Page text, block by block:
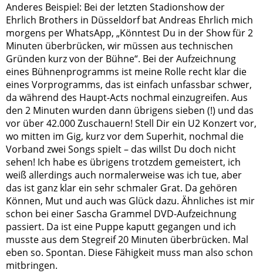
Anderes Beispiel: Bei der letzten Stadionshow der
Ehrlich Brothers in Düsseldorf bat Andreas Ehrlich mich
morgens per WhatsApp, „Könntest Du in der Show für 2
Minuten überbrücken, wir müssen aus technischen
Gründen kurz von der Bühne“. Bei der Aufzeichnung
eines Bühnenprogramms ist meine Rolle recht klar die
eines Vorprogramms, das ist einfach unfassbar schwer,
da während des Haupt-Acts nochmal einzugreifen. Aus
den 2 Minuten wurden dann übrigens sieben (!) und das
vor über 42.000 Zuschauern! Stell Dir ein U2 Konzert vor,
wo mitten im Gig, kurz vor dem Superhit, nochmal die
Vorband zwei Songs spielt – das willst Du doch nicht
sehen! Ich habe es übrigens trotzdem gemeistert, ich
weiß allerdings auch normalerweise was ich tue, aber
das ist ganz klar ein sehr schmaler Grat. Da gehören
Können, Mut und auch was Glück dazu. Ähnliches ist mir
schon bei einer Sascha Grammel DVD-Aufzeichnung
passiert. Da ist eine Puppe kaputt gegangen und ich
musste aus dem Stegreif 20 Minuten überbrücken. Mal
eben so. Spontan. Diese Fähigkeit muss man also schon
mitbringen.